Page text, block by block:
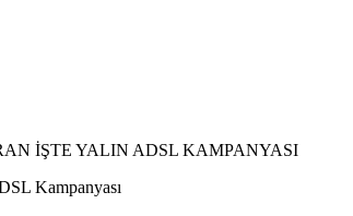
İŞTE YALIN ADSL KAMPANYASI